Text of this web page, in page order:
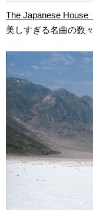
The Japanese House
美しすぎる名曲の数々